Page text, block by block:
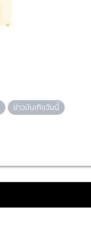
ข่าวบันเทิงวันนี้